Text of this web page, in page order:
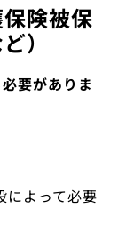
険被保
）
要がありま
によって必要